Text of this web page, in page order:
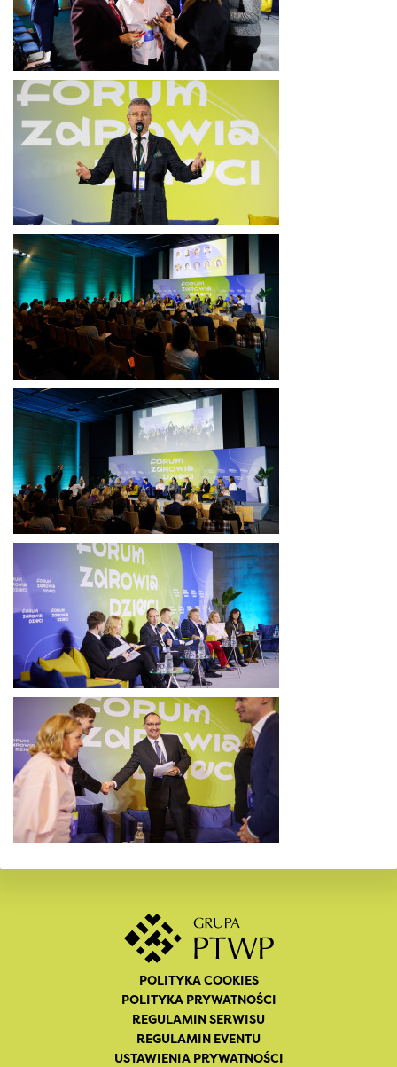
POLITYKA COOKIES
POLITYKA PRYWATNOŚCI
REGULAMIN SERWISU
REGULAMIN EVENTU
USTAWIENIA PRYWATNOŚCI